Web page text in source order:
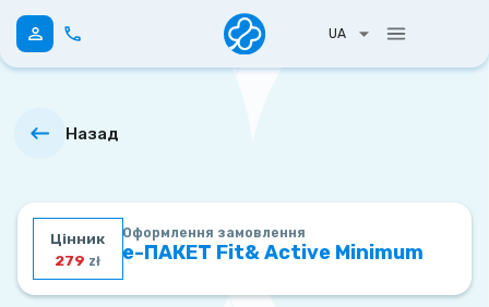
UA
Назад
Цінник
279 zł
Оформлення замовлення
е-ПАКЕТ Fit& Active Minimum